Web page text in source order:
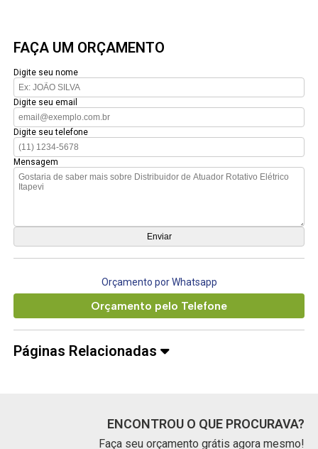
FAÇA UM ORÇAMENTO
Digite seu nome
Digite seu email
Digite seu telefone
Mensagem
Orçamento por Whatsapp
Orçamento pelo Telefone
Páginas Relacionadas
ENCONTROU O QUE PROCURAVA?
Faça seu orçamento grátis agora mesmo!